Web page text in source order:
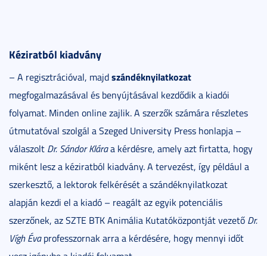
Kéziratból kiadvány
– A regisztrációval, majdszándéknyilatkozat
megfogalmazásával és benyújtásával kezdődik a kiadói
folyamat. Minden online zajlik. A szerzők számára részletes
útmutatóval szolgál a Szeged University Press honlapja –
válaszolt Dr. Sándor Kláraa kérdésre, amely azt firtatta, hogy
miként lesz a kéziratból kiadvány. A tervezést, így például a
szerkesztő, a lektorok felkérését a szándéknyilatkozat
alapján kezdi el a kiadó – reagált az egyik potenciális
szerzőnek, az SZTE BTK Animália Kutatóközpontját vezető Dr.
Vígh Évaprofesszornak arra a kérdésére, hogy mennyi időt